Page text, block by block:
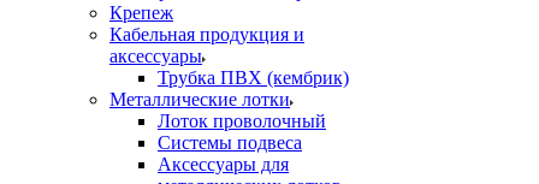
Крепеж
Кабельная продукция и
аксессуары
Трубка ПВХ (кембрик)
Металлические лотки
Лоток проволочный
Системы подвеса
Аксессуары для